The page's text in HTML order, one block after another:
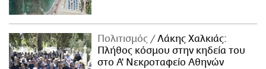
Πολιτισμός
Λάκης Χαλκιάς:
Πλήθος κόσμου στην κηδεία του
στο Α' Νεκροταφείο Αθηνών